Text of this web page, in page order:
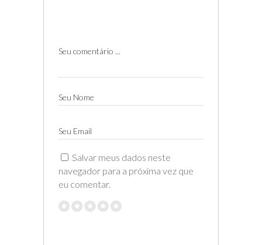
Seu comentário ...
Seu Nome
Seu Email
Salvar meus dados neste
navegador para a próxima vez que
eu comentar.